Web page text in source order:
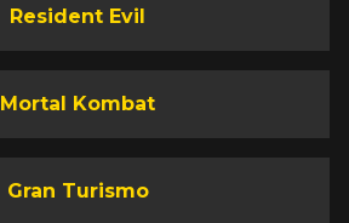
Resident Evil
Mortal Kombat
Gran Turismo